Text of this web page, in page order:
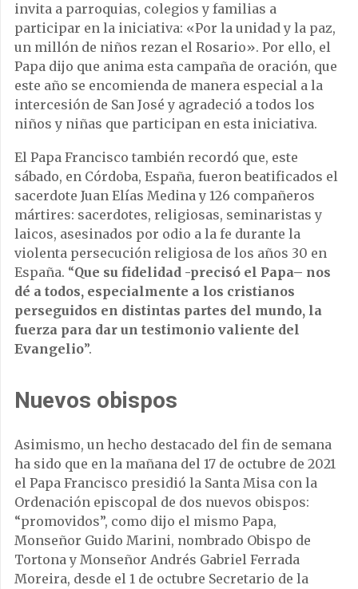
invita a parroquias, colegios y familias a
participar en la iniciativa: «Por la unidad y la paz,
un millón de niños rezan el Rosario». Por ello, el
Papa dijo que anima esta campaña de oración, que
este año se encomienda de manera especial a la
intercesión de San José y agradeció a todos los
niños y niñas que participan en esta iniciativa.
El Papa Francisco también recordó que, este
sábado, en Córdoba, España, fueron beatificados el
sacerdote Juan Elías Medina y 126 compañeros
mártires: sacerdotes, religiosas, seminaristas y
laicos, asesinados por odio a la fe durante la
violenta persecución religiosa de los años 30 en
España. “Que su fidelidad -precisó el Papa– nos
dé a todos, especialmente a los cristianos
perseguidos en distintas partes del mundo, la
fuerza para dar un testimonio valiente del
Evangelio”.
Nuevos obispos
Asimismo, un hecho destacado del fin de semana
ha sido que en la mañana del 17 de octubre de 2021
el Papa Francisco presidió la Santa Misa con la
Ordenación episcopal de dos nuevos obispos:
“promovidos”, como dijo el mismo Papa,
Monseñor Guido Marini, nombrado Obispo de
Tortona y Monseñor Andrés Gabriel Ferrada
Moreira, desde el 1 de octubre Secretario de la